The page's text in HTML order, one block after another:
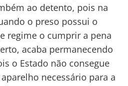
ao detento, pois na
o preso possui o
regime o cumprir a pena
acaba permanecendo
o Estado não consegue
necessário para a